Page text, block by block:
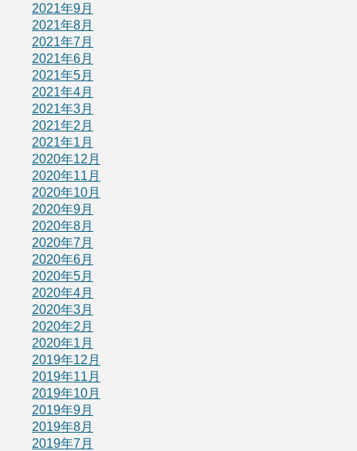
2021年9月
2021年8月
2021年7月
2021年6月
2021年5月
2021年4月
2021年3月
2021年2月
2021年1月
2020年12月
2020年11月
2020年10月
2020年9月
2020年8月
2020年7月
2020年6月
2020年5月
2020年4月
2020年3月
2020年2月
2020年1月
2019年12月
2019年11月
2019年10月
2019年9月
2019年8月
2019年7月